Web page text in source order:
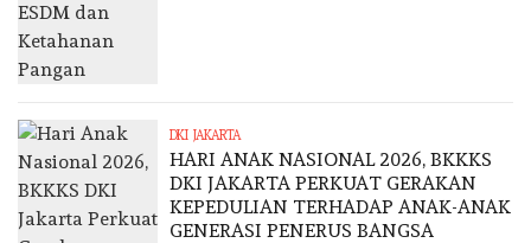
DKI JAKARTA
HARI ANAK NASIONAL 2026, BKKKS
DKI JAKARTA PERKUAT GERAKAN
KEPEDULIAN TERHADAP ANAK-ANAK
GENERASI PENERUS BANGSA